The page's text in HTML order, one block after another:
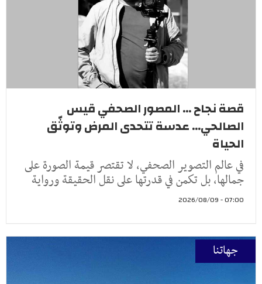
قصة نجاح ... المصور الصحفي قيس
الصالحي... عدسة تتحدى المرض وتوثّق
الحياة
في عالم التصوير الصحفي، لا تقتصر قيمة الصورة على
جمالها، بل تكمن في قدرتها على نقل الحقيقة ورواية
07:00 - 2026/08/09
جهاتنا